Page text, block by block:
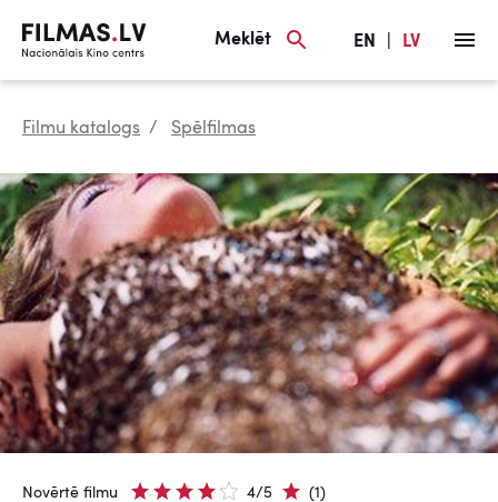
Meklēt EN LV
Filmu katalogs Spēlfilmas
Novērtē filmu 4/5 (1)